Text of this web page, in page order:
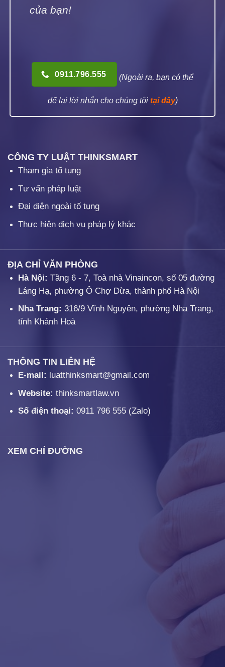
của bạn!
0911.796.555 (Ngoài ra, bạn có thể
để lại lời nhắn cho chúng tôi tại đây)
CÔNG TY LUẬT THINKSMART
Tham gia tố tụng
Tư vấn pháp luật
Đại diện ngoài tố tụng
Thực hiện dịch vụ pháp lý khác
ĐỊA CHỈ VĂN PHÒNG
Hà Nội: Tầng 6 - 7, Toà nhà Vinaincon, số 05 đường
Láng Hạ, phường Ô Chợ Dừa, thành phố Hà Nội
Nha Trang: 316/9 Vĩnh Nguyên, phường Nha Trang,
tỉnh Khánh Hoà
THÔNG TIN LIÊN HỆ
E-mail: luatthinksmart@gmail.com
Website: thinksmartlaw.vn
Số điện thoại: 0911 796 555(Zalo)
XEM CHỈ ĐƯỜNG